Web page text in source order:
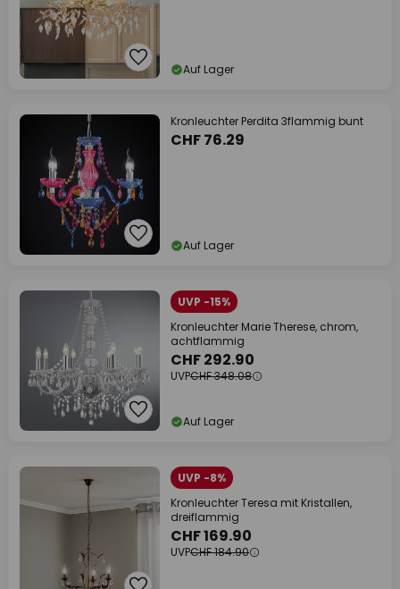
Auf Lager
Kronleuchter Perdita 3flammig bunt
CHF 76.29
Auf Lager
UVP -15%
Kronleuchter Marie Therese, chrom,
achtflammig
CHF 292.90
UVPCHF 348.08
Auf Lager
UVP -8%
Kronleuchter Teresa mit Kristallen,
dreiflammig
CHF 169.90
UVPCHF 184.90